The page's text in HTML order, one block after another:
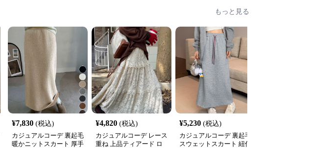
もっと見る
¥7,830 (税込)
カジュアルコーデ 裏起毛
暖かニットスカート 厚手
¥4,820 (税込)
カジュアルコーデ レース
重ね 上品ティアード ロ
¥5,230 (税込)
カジュアルコーデ 裏起毛
スウェットスカート 紐付